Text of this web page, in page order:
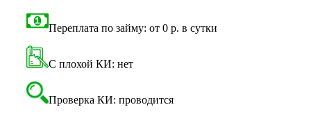
Переплата по займу: от 0 р. в сутки
С плохой КИ: нет
Проверка КИ: проводится